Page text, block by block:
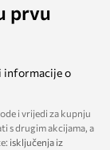
prvu
informacije o
i vrijedi za kupnju
s drugim akcijama, a
isključenja iz